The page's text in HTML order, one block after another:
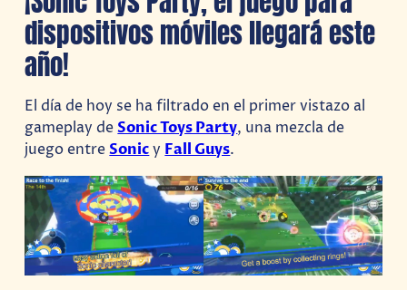
dispositivos móviles llegará este
año!
El día de hoy se ha filtrado en el primer vistazo al
gameplay deSonic Toys Party, una mezcla de
juego entreSonicyFall Guys.